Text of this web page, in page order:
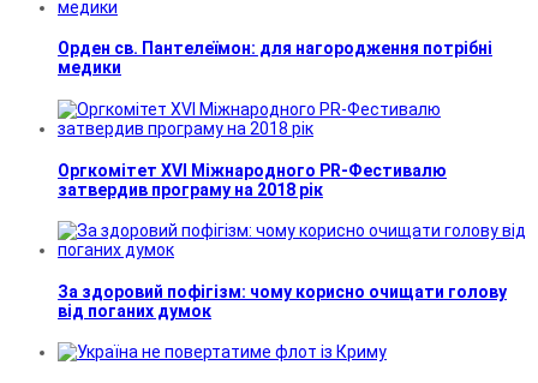
Орден св. Пантелеїмон: для нагородження потрібні
медики
Оргкомітет XVI Міжнародного PR-Фестивалю
затвердив програму на 2018 рік
За здоровий пофігізм: чому корисно очищати голову
від поганих думок